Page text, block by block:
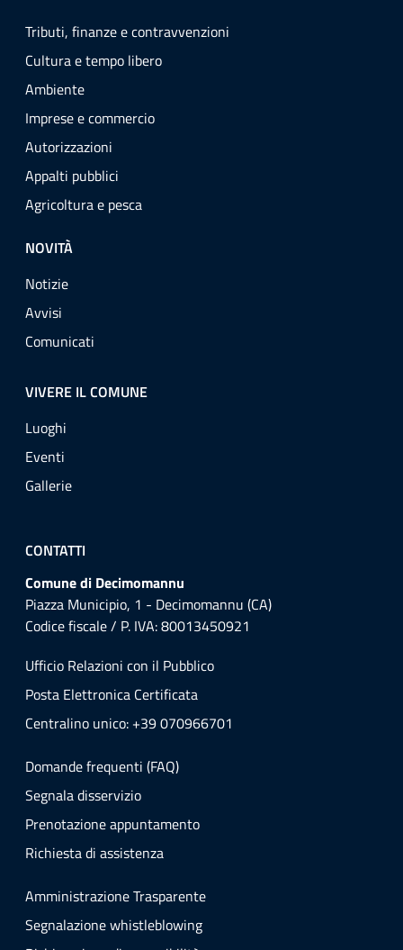
Tributi, finanze e contravvenzioni
Cultura e tempo libero
Ambiente
Imprese e commercio
Autorizzazioni
Appalti pubblici
Agricoltura e pesca
NOVITÀ
Notizie
Avvisi
Comunicati
VIVERE IL COMUNE
Luoghi
Eventi
Gallerie
CONTATTI
Comune di Decimomannu
Piazza Municipio, 1 - Decimomannu (CA)
Codice fiscale / P. IVA: 80013450921
Ufficio Relazioni con il Pubblico
Posta Elettronica Certificata
Centralino unico: +39 070966701
Domande frequenti (FAQ)
Segnala disservizio
Prenotazione appuntamento
Richiesta di assistenza
Amministrazione Trasparente
Segnalazione whistleblowing